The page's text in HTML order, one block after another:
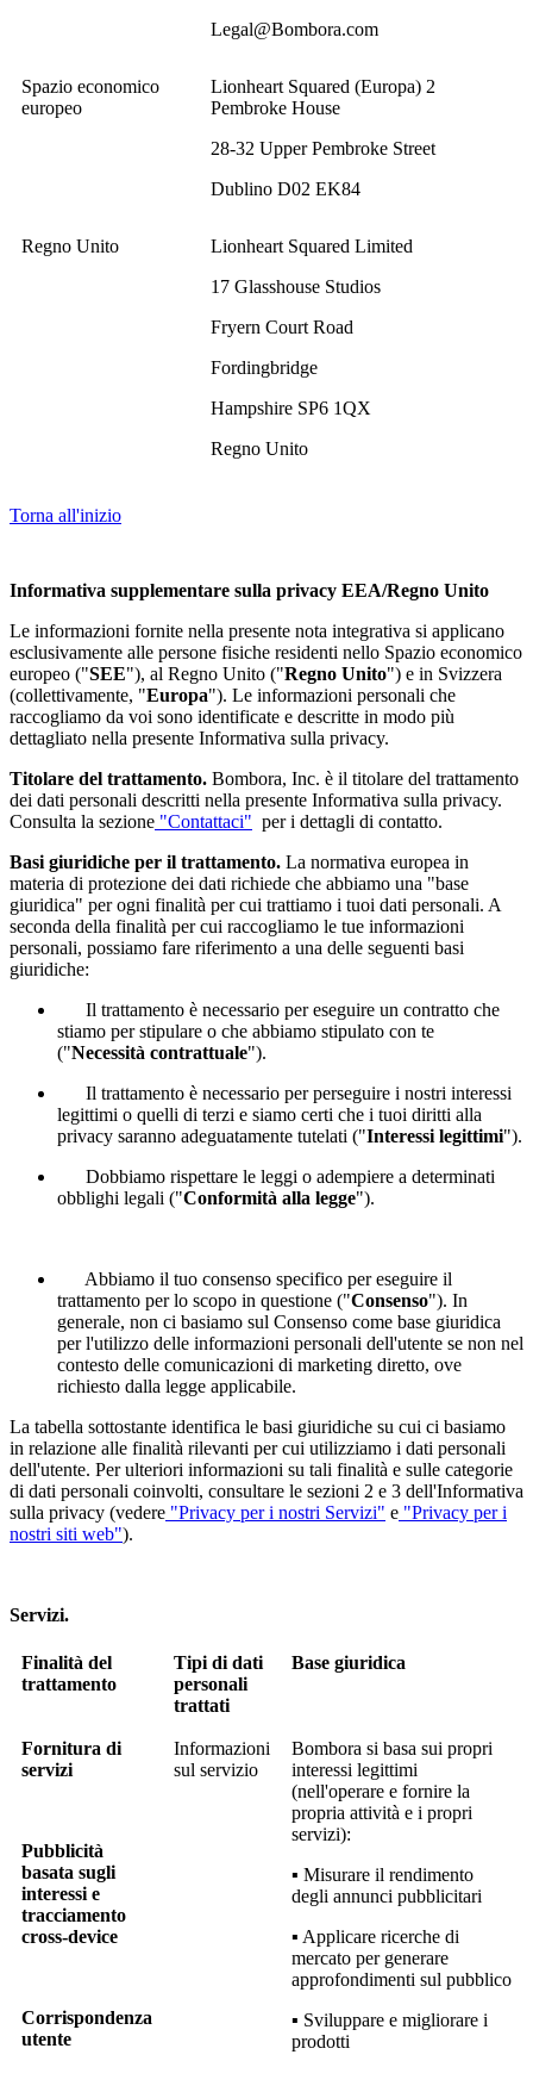
Legal@Bombora.com
Spazio economico
europeo
Lionheart Squared (Europa) 2
Pembroke House
28-32 Upper Pembroke Street
Dublino D02 EK84
Regno Unito
Lionheart Squared Limited
17 Glasshouse Studios
Fryern Court Road
Fordingbridge
Hampshire SP6 1QX
Regno Unito
Torna all'inizio
Informativa supplementare sulla privacy EEA/Regno Unito
Le informazioni fornite nella presente nota integrativa si applicano
esclusivamente alle persone fisiche residenti nello Spazio economico
europeo ("SEE"), al Regno Unito ("Regno Unito") e in Svizzera
(collettivamente, "Europa"). Le informazioni personali che
raccogliamo da voi sono identificate e descritte in modo più
dettagliato nella presente Informativa sulla privacy.
Titolare del trattamento. Bombora, Inc. è il titolare del trattamento
dei dati personali descritti nella presente Informativa sulla privacy.
Consulta la sezione "Contattaci" per i dettagli di contatto.
Basi giuridiche per il trattamento. La normativa europea in
materia di protezione dei dati richiede che abbiamo una "base
giuridica" per ogni finalità per cui trattiamo i tuoi dati personali. A
seconda della finalità per cui raccogliamo le tue informazioni
personali, possiamo fare riferimento a una delle seguenti basi
giuridiche:
Il trattamento è necessario per eseguire un contratto che
stiamo per stipulare o che abbiamo stipulato con te
("Necessità contrattuale").
Il trattamento è necessario per perseguire i nostri interessi
legittimi o quelli di terzi e siamo certi che i tuoi diritti alla
privacy saranno adeguatamente tutelati ("Interessi legittimi").
Dobbiamo rispettare le leggi o adempiere a determinati
obblighi legali ("Conformità alla legge").
Abbiamo il tuo consenso specifico per eseguire il
trattamento per lo scopo in questione ("Consenso"). In
generale, non ci basiamo sul Consenso come base giuridica
per l'utilizzo delle informazioni personali dell'utente se non nel
contesto delle comunicazioni di marketing diretto, ove
richiesto dalla legge applicabile.
La tabella sottostante identifica le basi giuridiche su cui ci basiamo
in relazione alle finalità rilevanti per cui utilizziamo i dati personali
dell'utente. Per ulteriori informazioni su tali finalità e sulle categorie
di dati personali coinvolti, consultare le sezioni 2 e 3 dell'Informativa
sulla privacy (vedere "Privacy per i nostri Servizi" e "Privacy per i
nostri siti web").
Servizi.
Finalità del
trattamento
Tipi di dati
personali
trattati
Base giuridica
Fornitura di
servizi
Pubblicità
basata sugli
interessi e
tracciamento
cross-device
Corrispondenza
utente
Informazioni
sul servizio
Bombora si basa sui propri
interessi legittimi
(nell'operare e fornire la
propria attività e i propri
servizi):
▪ Misurare il rendimento
degli annunci pubblicitari
▪ Applicare ricerche di
mercato per generare
approfondimenti sul pubblico
▪ Sviluppare e migliorare i
prodotti